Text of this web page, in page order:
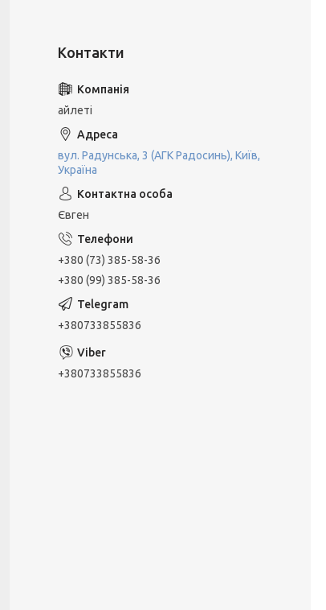
айлеті
вул. Радунська, 3 (АГК Радосинь), Київ,
Україна
Євген
+380 (73) 385-58-36
+380 (99) 385-58-36
+380733855836
+380733855836